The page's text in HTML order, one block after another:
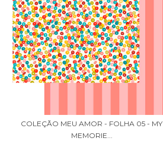
COLEÇÃO MEU AMOR - FOLHA 05 - MY
MEMORIE...